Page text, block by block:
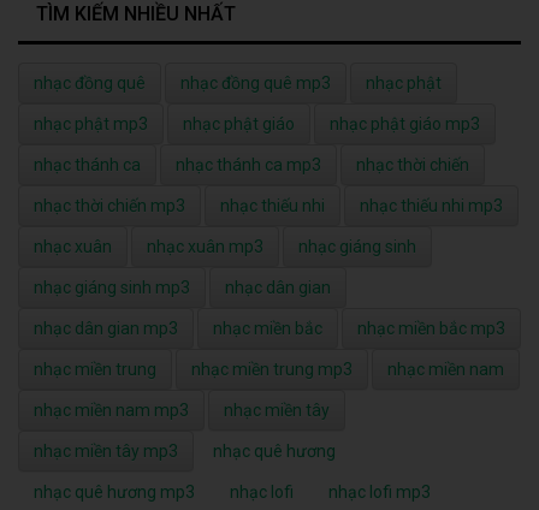
TÌM KIẾM NHIỀU NHẤT
nhạc đồng quê nhạc đồng quê mp3 nhạc phật
nhạc phật mp3 nhạc phật giáo nhạc phật giáo mp3
nhạc thánh ca nhạc thánh ca mp3 nhạc thời chiến
nhạc thời chiến mp3 nhạc thiếu nhi nhạc thiếu nhi mp3
nhạc xuân nhạc xuân mp3 nhạc giáng sinh
nhạc giáng sinh mp3 nhạc dân gian
nhạc dân gian mp3 nhạc miền bắc nhạc miền bắc mp3
nhạc miền trung nhạc miền trung mp3 nhạc miền nam
nhạc miền nam mp3 nhạc miền tây
nhạc miền tây mp3 nhạc quê hương
nhạc quê hương mp3 nhạc lofi nhạc lofi mp3